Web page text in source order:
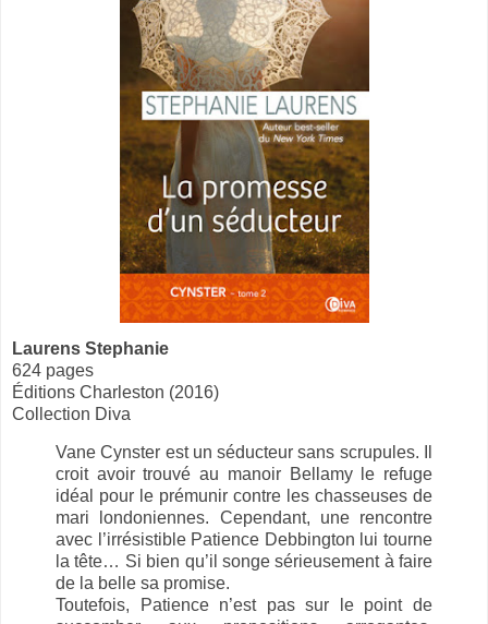
Laurens Stephanie
624 pages
Éditions Charleston (2016)
Collection Diva
Vane Cynster est un séducteur sans scrupules. Il
croit avoir trouvé au manoir Bellamy le refuge
idéal pour le prémunir contre les chasseuses de
mari londoniennes. Cependant, une rencontre
avec l’irrésistible Patience Debbington lui tourne
la tête… Si bien qu’il songe sérieusement à faire
de la belle sa promise.
Toutefois, Patience n’est pas sur le point de